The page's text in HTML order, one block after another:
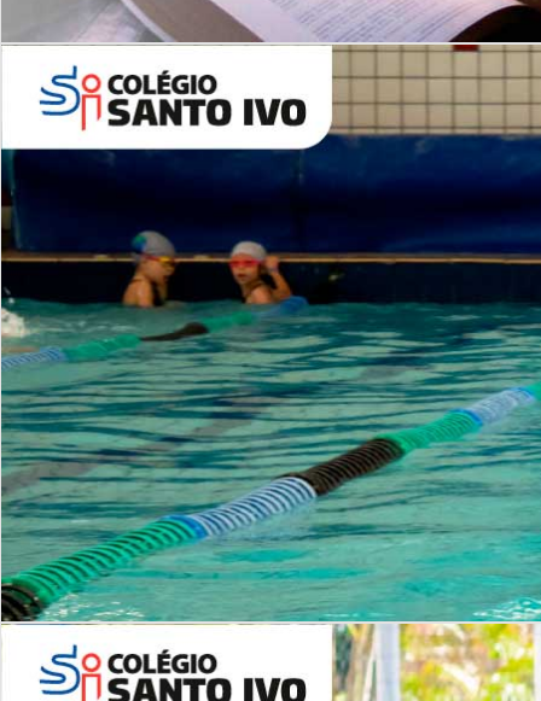
Leituras Literárias
Período Integral | Saiba mais
ALUNOS NOVOS
Entre em Contato
INSTITUCIONAL